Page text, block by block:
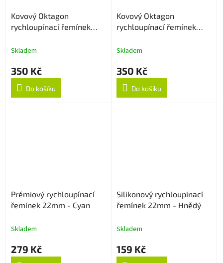
Kovový Oktagon
rychloupínací řemínek
Skladem
350 Kč
Do košíku
Kovový Oktagon
rychloupínací řemínek
Skladem
350 Kč
Do košíku
Prémiový rychloupínací
řemínek 22mm - Cyan
Skladem
279 Kč
Silikonový rychloupínací
řemínek 22mm - Hnědý
Skladem
159 Kč